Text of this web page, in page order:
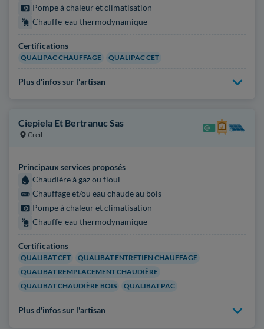
Pompe à chaleur et climatisation
Chauffe-eau thermodynamique
Certifications
QUALIPAC CHAUFFAGE QUALIPAC CET
Plus d'infos sur l'artisan
Ciepiela Et Bertranuc Sas
Creil
Principaux services proposés
Chaudière à gaz ou fioul
Chauffage et/ou eau chaude au bois
Pompe à chaleur et climatisation
Chauffe-eau thermodynamique
Certifications
QUALIBAT CET
QUALIBAT ENTRETIEN CHAUFFAGE
QUALIBAT REMPLACEMENT CHAUDIÈRE
QUALIBAT CHAUDIÈRE BOIS
QUALIBAT PAC
Plus d'infos sur l'artisan